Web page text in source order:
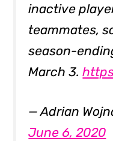
inactive
teammates,
season-
March 3.
— Adrian
June 6, 2020